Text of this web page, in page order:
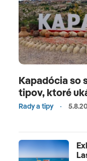
Kapadócia so
tipov, ktoré
Rady a tipy